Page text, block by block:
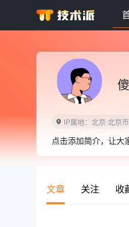
IP属地：北京·北京市
点击添加简介，让大
文章 关注 收